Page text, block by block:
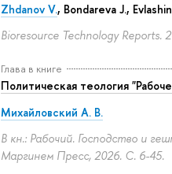
Zhdanov V., Bondareva J.,
Bioresource Technology Reports.
Глава в книге
Политическая теология
Михайловский А. В.
В кн.: Рабочий. Господство и
Маргинем Пресс, 2026. С. 6-45.